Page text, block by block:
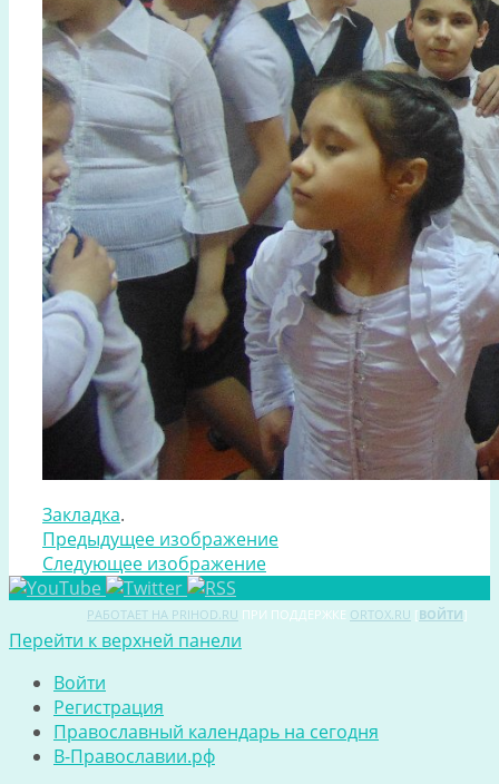
Закладка.
Предыдущее изображение
Следующее изображение
РАБОТАЕТ НА PRIHOD.RU ПРИ ПОДДЕРЖКЕ ORTOX.RU [ВОЙТИ]
Перейти к верхней панели
Войти
Регистрация
Православный календарь на сегодня
В-Православии.рф